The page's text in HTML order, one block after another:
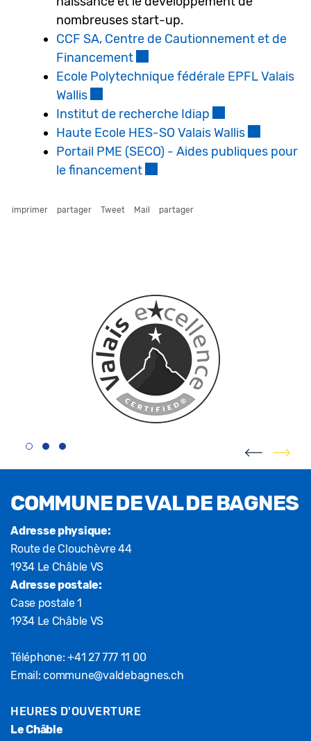
nombreuses start-up.
CCF SA, Centre de Cautionnement et de
Financement
Ecole Polytechnique fédérale EPFL Valais
Wallis
Institut de recherche Idiap
Haute Ecole HES-SO Valais Wallis
Portail PME (SECO) - Aides publiques pour
le financement
imprimer partager Tweet Mail partager
COMMUNE DE VAL DE BAGNES
Adresse physique:
Route de Clouchèvre 44
1934 Le Châble VS
Adresse postale:
Case postale 1
1934 Le Châble VS
Téléphone:+41 27 777 11 00
Email: commune@valdebagnes.ch
HEURES D'OUVERTURE
Le Châble